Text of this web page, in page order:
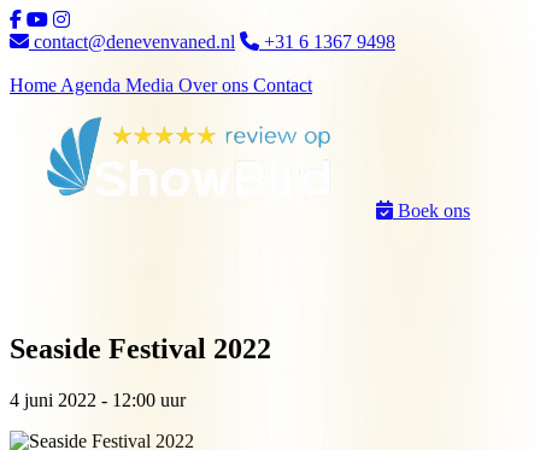
Ga naar inhoud
contact@denevenvaned.nl
+31 6 1367 9498
Home Agenda Media Over ons Contact
Boek ons
Seaside Festival 2022
4 juni 2022 - 12:00 uur